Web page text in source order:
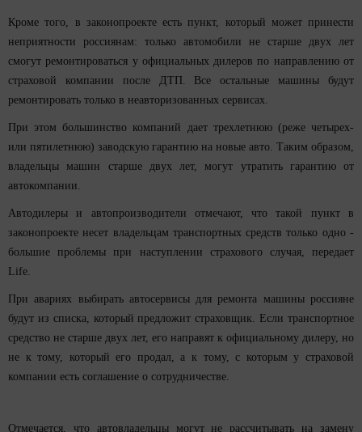
Кроме того, в законопроекте есть пункт, который может принести
неприятности россиянам: только автомобили не старше двух лет
смогут ремонтироваться у официальных дилеров по направлению от
страховой компании после ДТП. Все остальные машины будут
ремонтировать только в неавторизованных сервисах.
При этом большинство компаний дает трехлетнюю (реже четырех-
или пятилетнюю) заводскую гарантию на новые авто. Таким образом,
владельцы машин старше двух лет, могут утратить гарантию от
автокомпании.
Автодилеры и автопроизводители отмечают, что такой пункт в
законопроекте несет владельцам транспортных средств только одно -
большие проблемы при наступлении страхового случая, передает
Life.
При авариях выбирать автосервисы для ремонта машины россияне
будут из списка, который предложит страховщик. Если транспортное
средство не старше двух лет, его направят к официальному дилеру, но
не к тому, который его продал, а к тому, с которым у страховой
компании есть соглашение о сотрудничестве.
Отмечается, что автовладельцы могут не рассчитывать на замену